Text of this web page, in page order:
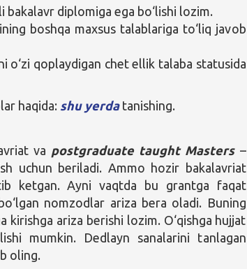
bakalavr diplomiga ega bo‘lishi lozim.
boshqa maxsus talablariga to‘liq javob
o‘zi qoplaydigan chet ellik talaba statusida
haqida: shu yerdatanishing.
va postgraduate taught Masters–
uchun beriladi. Ammo hozir bakalavriat
ketgan. Ayni vaqtda bu grantga faqat
nomzodlar ariza bera oladi. Buning
kirishga ariza berishi lozim. O‘qishga hujjat
mumkin. Dedlayn sanalarini tanlagan
oling.